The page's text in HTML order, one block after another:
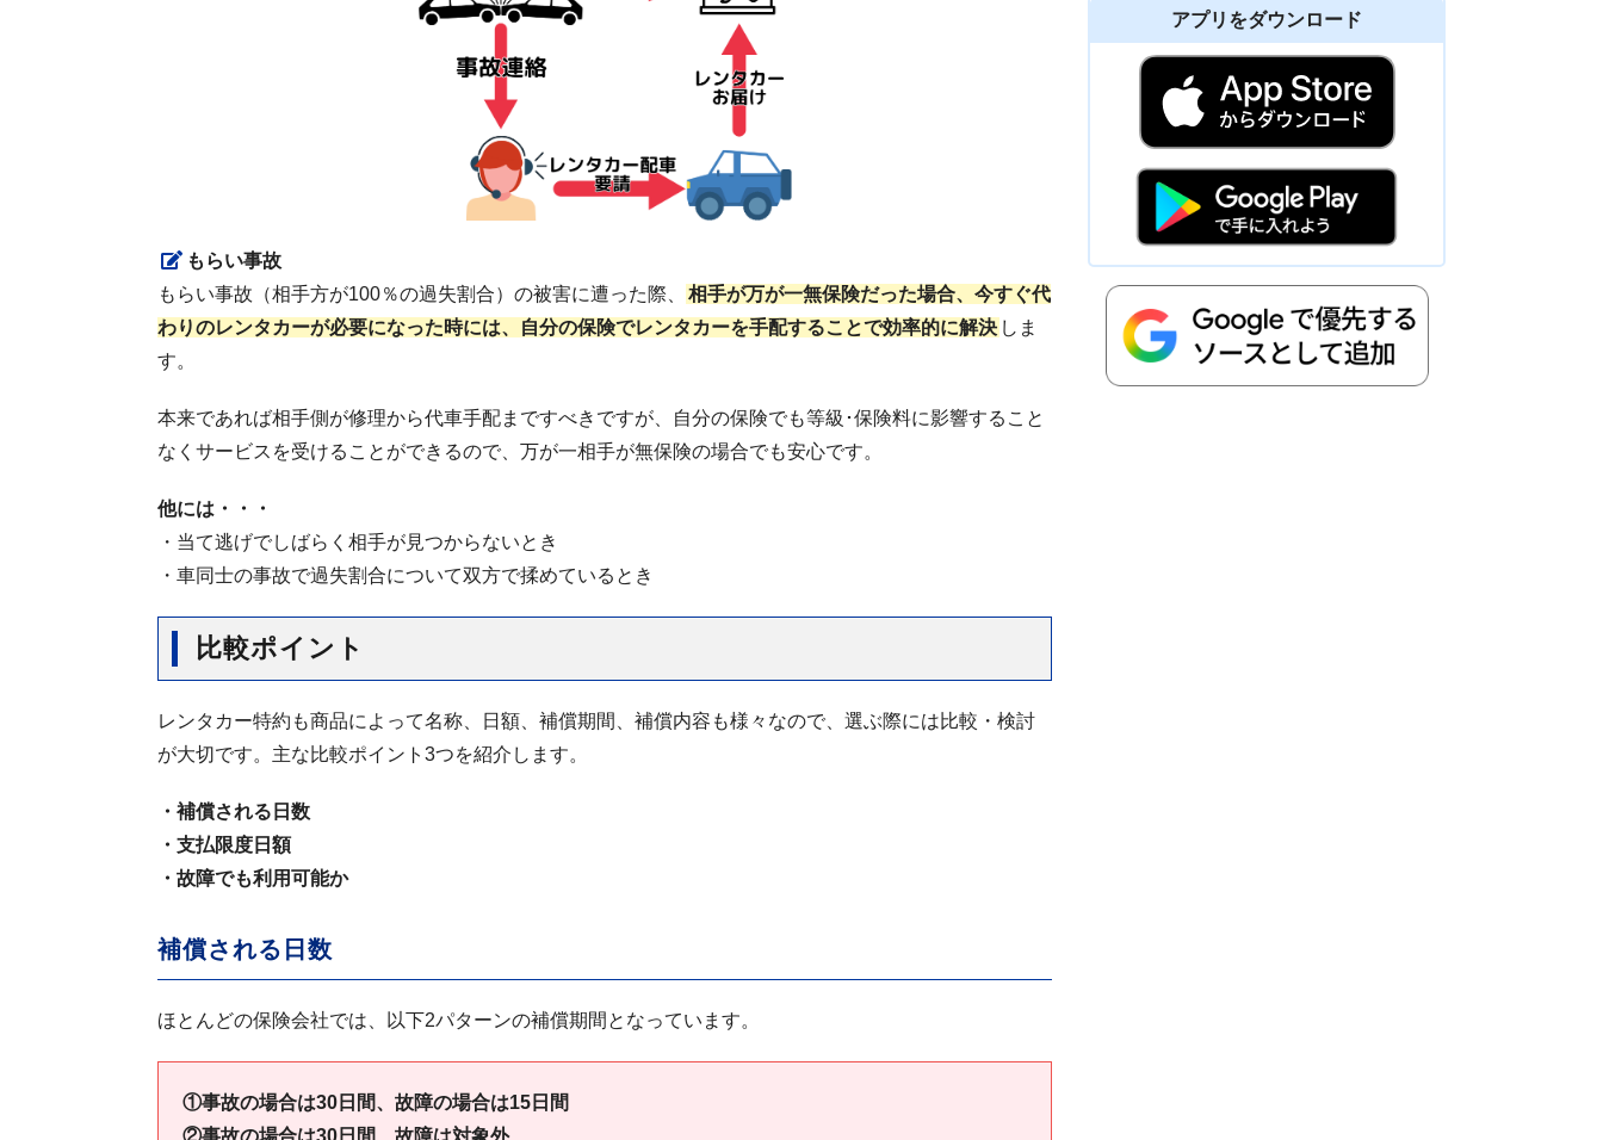
もらい事故
もらい事故（相手方が100％の過失割合）の被害に遭った際、
相手が万が一無保険だった場合、今すぐ代
わりのレンタカーが必要になった時には、自分の保険でレンタカーを手配することで効率的に解決 しま
す。
本来であれば相手側が修理から代車手配まですべきですが、自分の保険でも等級･保険料に影響すること
なくサービスを受けることができるので、万が一相手が無保険の場合でも安心です。
他には・・・
・当て逃げでしばらく相手が見つからないとき
・車同士の事故で過失割合について双方で揉めているとき
比較ポイント
レンタカー特約も商品によって名称、日額、補償期間、補償内容も様々なので、選ぶ際には比較・検討
が大切です。主な比較ポイント3つを紹介します。
・補償される日数
・支払限度日額
・故障でも利用可能か
補償される日数
ほとんどの保険会社では、以下2パターンの補償期間となっています。
①事故の場合は30日間、故障の場合は15日間
②事故の場合は30日間、故障は対象外
アプリをダウンロード